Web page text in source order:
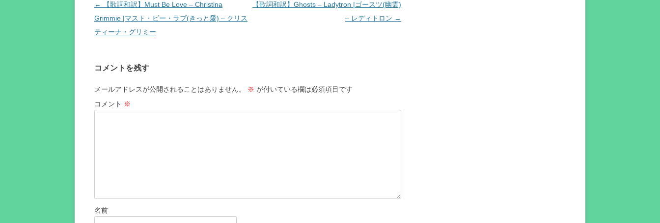
投
稿
ナ
ー
シ
ョ
←
【歌詞和訳】Must Be Love – Christina
Grimmie |マスト・ビー・ラブ(きっと愛) – クリス
ティーナ・グリミー
【歌詞和訳】Ghosts – Ladytron |ゴースツ(幽霊)
– レディトロン →
コメントを残す
メールアドレスが公開されることはありません。 ※ が付いている欄は必須項目です
コメント ※
名前